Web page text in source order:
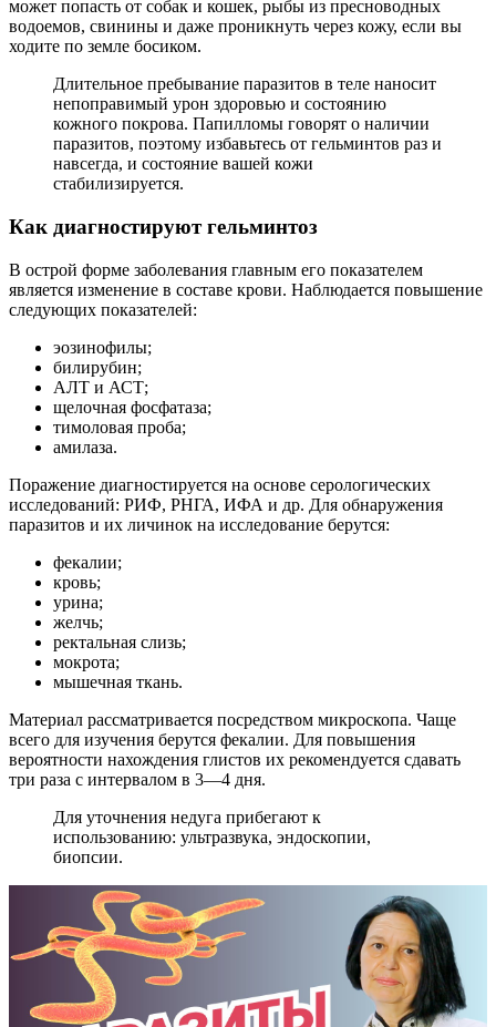
может попасть от собак и кошек, рыбы из пресноводных
водоемов, свинины и даже проникнуть через кожу, если вы
ходите по земле босиком.
Длительное пребывание паразитов в теле наносит
непоправимый урон здоровью и состоянию
кожного покрова. Папилломы говорят о наличии
паразитов, поэтому избавьтесь от гельминтов раз и
навсегда, и состояние вашей кожи
стабилизируется.
Как диагностируют гельминтоз
В острой форме заболевания главным его показателем
является изменение в составе крови. Наблюдается повышение
следующих показателей:
эозинофилы;
билирубин;
АЛТ и АСТ;
щелочная фосфатаза;
тимоловая проба;
амилаза.
Поражение диагностируется на основе серологических
исследований: РИФ, РНГА, ИФА и др. Для обнаружения
паразитов и их личинок на исследование берутся:
фекалии;
кровь;
урина;
желчь;
ректальная слизь;
мокрота;
мышечная ткань.
Материал рассматривается посредством микроскопа. Чаще
всего для изучения берутся фекалии. Для повышения
вероятности нахождения глистов их рекомендуется сдавать
три раза с интервалом в 3—4 дня.
Для уточнения недуга прибегают к
использованию: ультразвука, эндоскопии,
биопсии.